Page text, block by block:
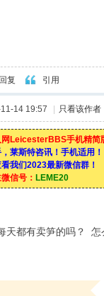
回复 引用
14 19:57 只看该作者
网LeicesterBBS手机精简
莱斯特咨讯！手机适用！
我们2023最新微信群！
信号： LEME20
天都有卖笋的吗？ 怎